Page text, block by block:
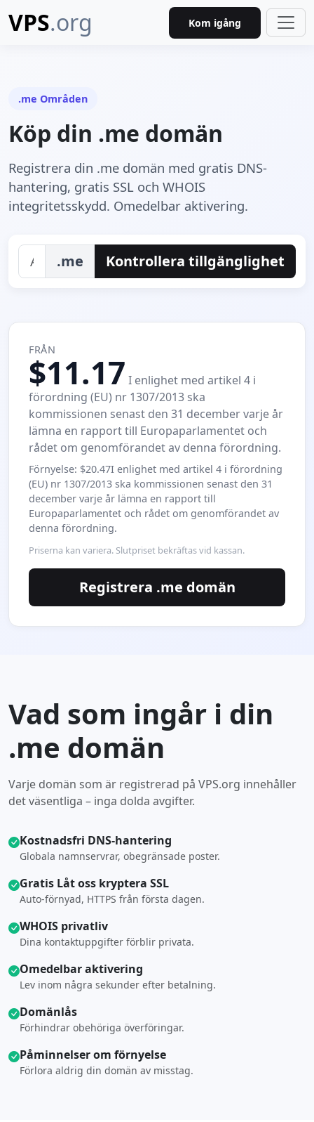
VPS.org Kom igång
.me Områden
Köp din .me domän
Registrera din .me domän med gratis DNS-
hantering, gratis SSL och WHOIS
integritetsskydd. Omedelbar aktivering.
.me Kontrollera tillgänglighet
FRÅN
$11.17 I enlighet med artikel 4 i
förordning (EU) nr 1307/2013 ska
kommissionen senast den 31 december varje år
lämna en rapport till Europaparlamentet och
rådet om genomförandet av denna förordning.
Förnyelse: $20.47I enlighet med artikel 4 i förordning
(EU) nr 1307/2013 ska kommissionen senast den 31
december varje år lämna en rapport till
Europaparlamentet och rådet om genomförandet av
denna förordning.
Priserna kan variera. Slutpriset bekräftas vid kassan.
Registrera .me domän
Vad som ingår i din
.me domän
Varje domän som är registrerad på VPS.org innehåller
det väsentliga – inga dolda avgifter.
Kostnadsfri DNS-hantering
Globala namnservrar, obegränsade poster.
Gratis Låt oss kryptera SSL
Auto-förnyad, HTTPS från första dagen.
WHOIS privatliv
Dina kontaktuppgifter förblir privata.
Omedelbar aktivering
Lev inom några sekunder efter betalning.
Domänlås
Förhindrar obehöriga överföringar.
Påminnelser om förnyelse
Förlora aldrig din domän av misstag.